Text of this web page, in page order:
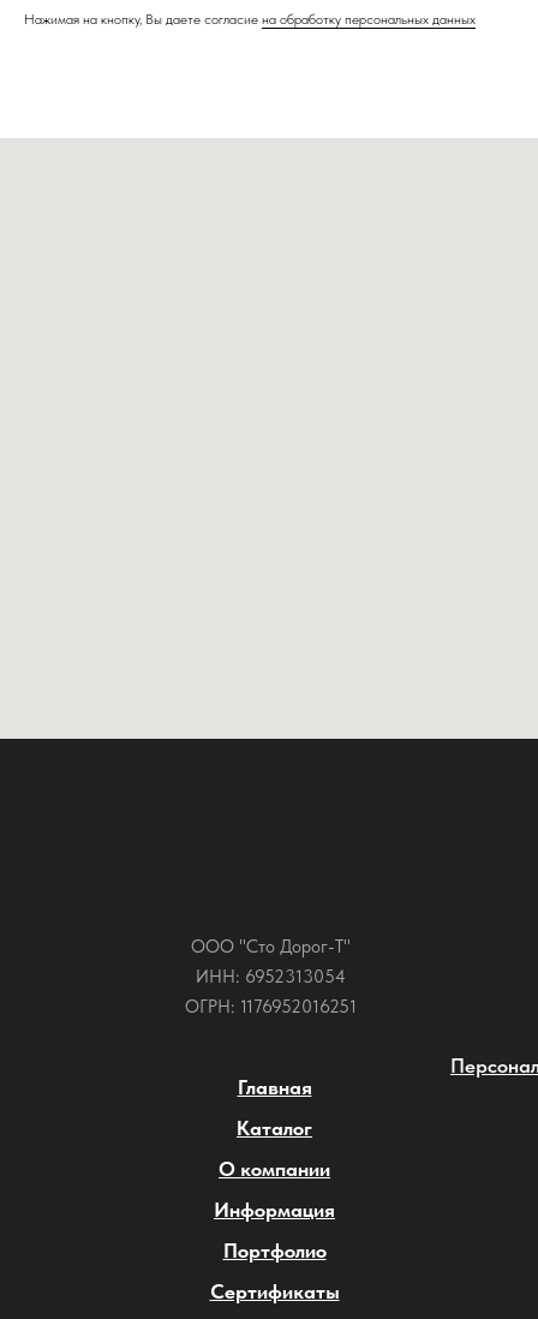
Нажимая на кнопку, Вы даете согласие на обработку персональных данных
ООО "Сто Дорог-Т"
ИНН: 6952313054
ОГРН: 1176952016251
Главная
Каталог
О компании
Информация
Портфолио
Сертификаты